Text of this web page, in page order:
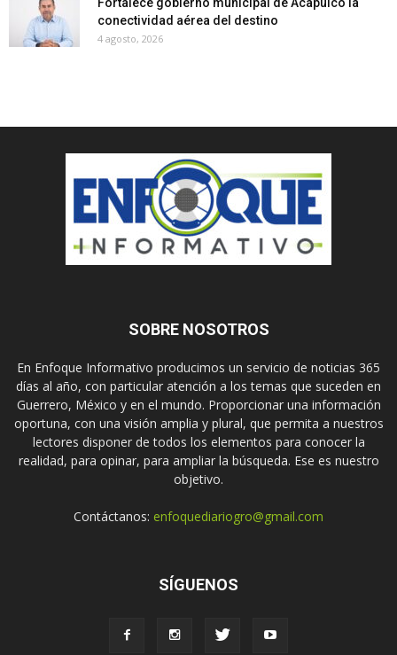
conectividad aérea del destino
4 agosto, 2026
SOBRE NOSOTROS
En Enfoque Informativo producimos un servicio de noticias 365
días al año, con particular atención a los temas que suceden en
Guerrero, México y en el mundo. Proporcionar una información
oportuna, con una visión amplia y plural, que permita a nuestros
lectores disponer de todos los elementos para conocer la
realidad, para opinar, para ampliar la búsqueda. Ese es nuestro
objetivo.
Contáctanos: enfoquediariogro@gmail.com
SÍGUENOS